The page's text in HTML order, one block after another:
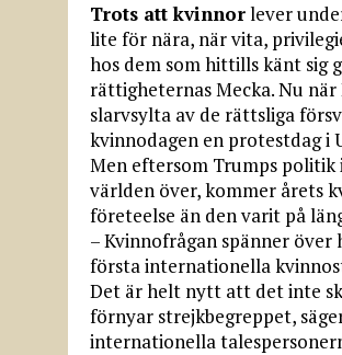
Trots att kvinnorlever
lite för nära, när vita,
hos dem som hittills känt sig
rättigheternas Mecka. Nu
slarvsylta av de rättsliga
kvinnodagen en protestdag i
Men eftersom Trumps
världen över, kommer årets
företeelse än den varit på
– Kvinnofrågan spänner
första internationella
Det är helt nytt att det inte
förnyar strejkbegreppet,
internationella